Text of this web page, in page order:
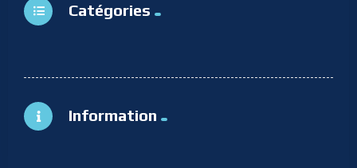
Catégories
Information